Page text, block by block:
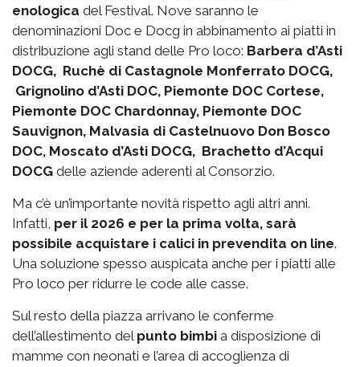
enologica del Festival. Nove saranno le
denominazioni Doc e Docg in abbinamento ai piatti in
distribuzione agli stand delle Pro loco: Barbera d’Asti
DOCG, Ruchè di Castagnole Monferrato DOCG,
Grignolino d’Asti DOC, Piemonte DOC Cortese,
Piemonte DOC Chardonnay, Piemonte DOC
Sauvignon, Malvasia di Castelnuovo Don Bosco
DOC, Moscato d’Asti DOCG, Brachetto d’Acqui
DOCG delle aziende aderenti al Consorzio.
Ma c’è un’importante novità rispetto agli altri anni.
Infatti, per il 2026 e per la prima volta, sarà
possibile acquistare i calici in prevendita on line.
Una soluzione spesso auspicata anche per i piatti alle
Pro loco per ridurre le code alle casse.
Sul resto della piazza arrivano le conferme
dell’allestimento del punto bimbi a disposizione di
mamme con neonati e l’area di accoglienza di